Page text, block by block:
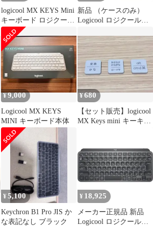
logicool MX KEYS Mini
キーボード ロジクール
家電 PC周辺 中古
H11521735
新品 （ケースのみ）
Logicool ロジクール
KX700PG/KX700MPG
ワイヤレス イルミネイ
テッド キーボード収納
ケース，オフホワイト-
co2CREA
¥9,000
Logicool MX KEYS
MINI キーボード本体
¥680
【セット販売】logicool
MX Keys mini キーキャ
¥5,100
Keychron B1 Pro JIS か
な表記なし ブラック
¥ 18,925
メーカー正規品 新品
Logicool ロジクール